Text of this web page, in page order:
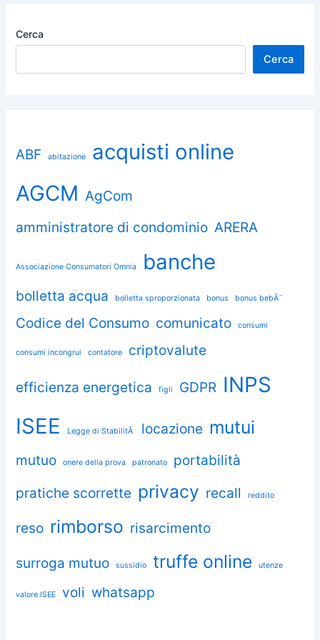
Cerca
Cerca
ABF abitazione
acquisti online
AGCM AgCom
amministratore di condominio ARERA
Associazione Consumatori Omnia banche
bolletta acqua bolletta sproporzionata bonus bonus bebÃ¨
Codice del Consumo comunicato consumi
consumi incongrui contatore criptovalute
efficienza energetica figli GDPR INPS
ISEE
Legge di StabilitÃ locazione mutui
mutuo onere della prova patronato
portabilità
pratiche scorrette privacy recall reddito
reso rimborso risarcimento
surroga mutuo sussidio truffe online utenze
valore ISEE voli whatsapp